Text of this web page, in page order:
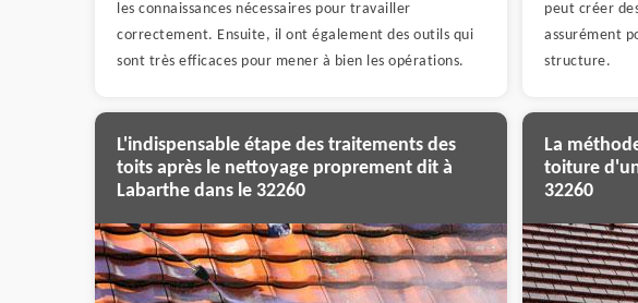
les connaissances nécessaires pour travailler
correctement. Ensuite, il ont également des outils qui
sont très efficaces pour mener à bien les opérations.
peut créer
assurément
structure.
L'indispensable étape des traitements des
toits après le nettoyage proprement dit à
Labarthe dans le 32260
La
toiture
32260